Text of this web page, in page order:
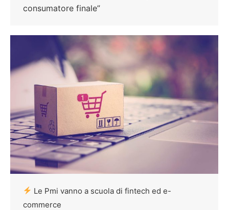
consumatore finale”
Le Pmi vanno a scuola di fintech ed e-
commerce